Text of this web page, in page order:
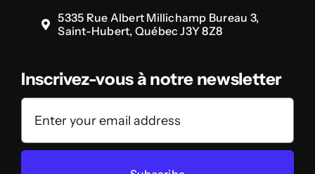
5335 Rue Albert Millichamp Bureau 3,
Saint-Hubert, Québec J3Y 8Z8
Inscrivez-vous à notre newsletter